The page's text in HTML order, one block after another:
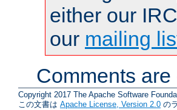
either our
our mailing
Comments
Copyright 2017 The Apache Software
この文書は Apache License, Version 2.0 の